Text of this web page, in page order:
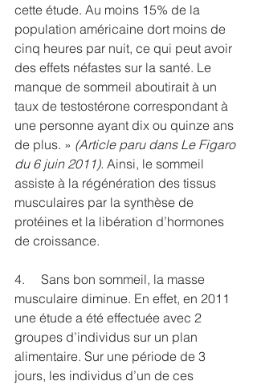
cette étude. Au moins 15% de la
population américaine dort moins de
cinq heures par nuit, ce qui peut avoir
des effets néfastes sur la santé. Le
manque de sommeil aboutirait à un
taux de testostérone correspondant à
une personne ayant dix ou quinze ans
de plus. » (Article paru dans Le Figaro
du 6 juin 2011). Ainsi, le sommeil
assiste à la régénération des tissus
musculaires par la synthèse de
protéines et la libération d’hormones
de croissance.
4.     Sans bon sommeil, la masse
musculaire diminue. En effet, en 2011
une étude a été effectuée avec 2
groupes d’individus sur un plan
alimentaire. Sur une période de 3
jours, les individus d’un de ces